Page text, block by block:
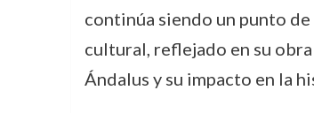
continúa siendo un punto
cultural, reflejado en su obra
Ándalus y su impacto en la